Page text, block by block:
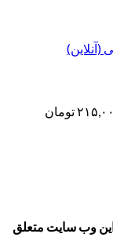
تومان
وب سایت متعلق